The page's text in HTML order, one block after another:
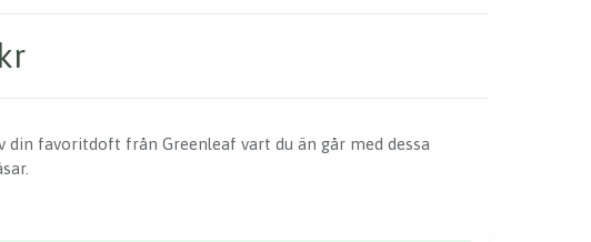
din favoritdoft från Greenleaf vart du än går med dessa